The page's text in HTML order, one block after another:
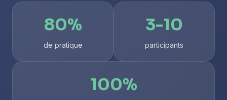
80%
de pratique
3-10
participants
100%